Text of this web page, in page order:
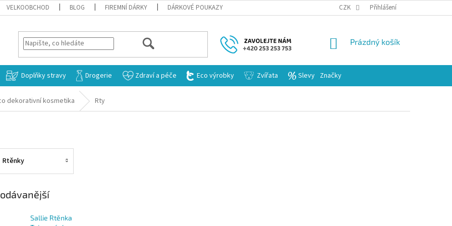
VELKOOBCHOD BLOG FIREMNÍ DÁRKY DÁRKOVÉ POUKAZY CZK Přihlášení
HLEDAT
NÁKUPNÍ
Prázdný košík
Doplňky stravy Drogerie Zdraví a péče Eco výrobky Zvířata Slevy Značky
dekorativní kosmetika Rty
Rtěnky
Sallie Rtěnka